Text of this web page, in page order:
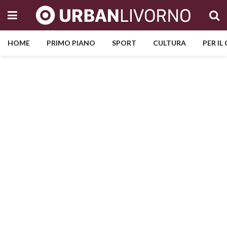
HOME PRIMO PIANO SPORT CULTURA PER